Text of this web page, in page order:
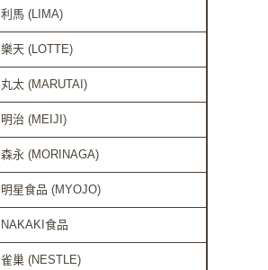
利馬 (LIMA)
樂天 (LOTTE)
丸太 (MARUTAI)
明治 (MEIJI)
森永 (MORINAGA)
明星食品 (MYOJO)
NAKAKI食品
雀巢 (NESTLE)